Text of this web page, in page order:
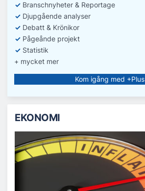
✓ Branschnyheter & Reportage
✓ Djupgående analyser
✓ Debatt & Krönikor
✓ Pågeånde projekt
✓ Statistik
+ mycket mer
Kom igång med +Plus
EKONOMI